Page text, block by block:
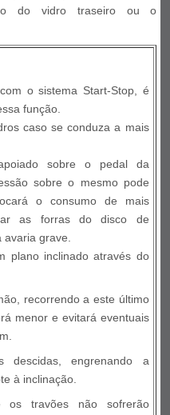
do vidro traseiro ou o
o sistema Start-Stop, é
função.
caso se conduza a mais
sobre o pedal da
sobre o mesmo pode
o consumo de mais
as forras do disco de
avaria grave.
plano inclinado através do
recorrendo a este último
menor e evitará eventuais
descidas, engrenando a
à inclinação.
travões não sofrerão